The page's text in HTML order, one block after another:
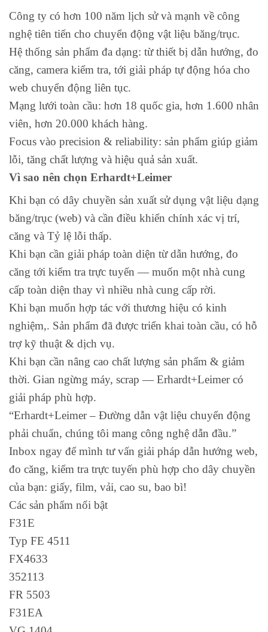
Công ty có hơn 100 năm lịch sử và mạnh về công
nghệ tiên tiến cho chuyển động vật liệu băng/trục.
Hệ thống sản phẩm đa dạng: từ thiết bị dẫn hướng, đo
căng, camera kiểm tra, tới giải pháp tự động hóa cho
web chuyển động liên tục.
Mạng lưới toàn cầu: hơn 18 quốc gia, hơn 1.600 nhân
viên, hơn 20.000 khách hàng.
Focus vào precision & reliability: sản phẩm giúp giảm
lỗi, tăng chất lượng và hiệu quả sản xuất.
Vì sao nên chọn Erhardt+Leimer
Khi bạn có dây chuyền sản xuất sử dụng vật liệu dạng
băng/trục (web) và cần điều khiển chính xác vị trí,
căng và Tỷ lệ lỗi thấp.
Khi bạn cần giải pháp toàn diện từ dẫn hướng, đo
căng tới kiểm tra trực tuyến — muốn một nhà cung
cấp toàn diện thay vì nhiều nhà cung cấp rời.
Khi bạn muốn hợp tác với thương hiệu có kinh
nghiệm,. Sản phẩm đã được triển khai toàn cầu, có hỗ
trợ kỹ thuật & dịch vụ.
Khi bạn cần nâng cao chất lượng sản phẩm & giảm
thời. Gian ngừng máy, scrap — Erhardt+Leimer có
giải pháp phù hợp.
“Erhardt+Leimer – Đường dẫn vật liệu chuyển động
phải chuẩn, chúng tôi mang công nghệ dẫn đầu.”
Inbox ngay để mình tư vấn giải pháp dẫn hướng web,
đo căng, kiểm tra trực tuyến phù hợp cho dây chuyền
của bạn: giấy, film, vải, cao su, bao bì!
Các sản phẩm nổi bật
F31E
Typ FE 4511
FX4633
352113
FR 5503
F31EA